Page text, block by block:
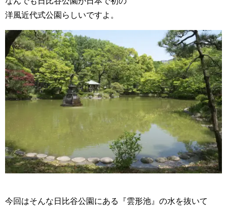
洋風近代式公園らしいですよ。
今回はそんな日比谷公園にある『雲形池』の水を抜いて